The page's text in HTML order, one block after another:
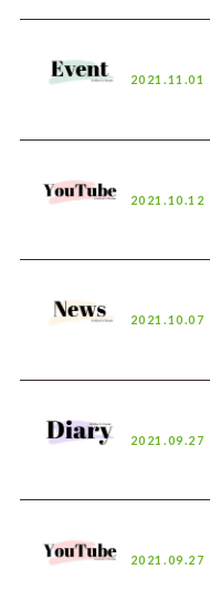
2021.11.01
2021.10.12
2021.10.07
2021.09.27
2021.09.27